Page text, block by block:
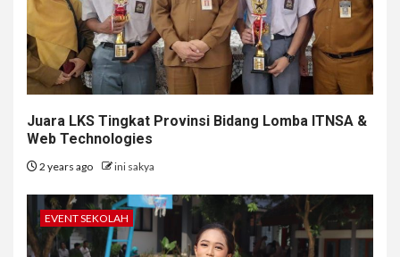
Juara LKS Tingkat Provinsi Bidang Lomba ITNSA &
Web Technologies
2 years ago ini sakya
EVENT SEKOLAH